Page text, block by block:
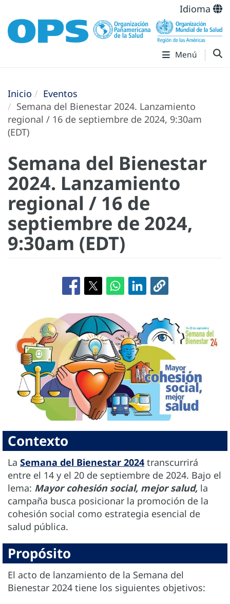
Idioma
Menú
Inicio
Eventos
Semana del Bienestar 2024. Lanzamiento
regional / 16 de septiembre de 2024, 9:30am
(EDT)
Semana del Bienestar
2024. Lanzamiento
regional / 16 de
septiembre de 2024,
9:30am (EDT)
Contexto
La Semana del Bienestar 2024 transcurrirá
entre el 14 y el 20 de septiembre de 2024. Bajo el
lema: Mayor cohesión social, mejor salud, la
campaña busca posicionar la promoción de la
cohesión social como estrategia esencial de
salud pública.
Propósito
El acto de lanzamiento de la Semana del
Bienestar 2024 tiene los siguientes objetivos: